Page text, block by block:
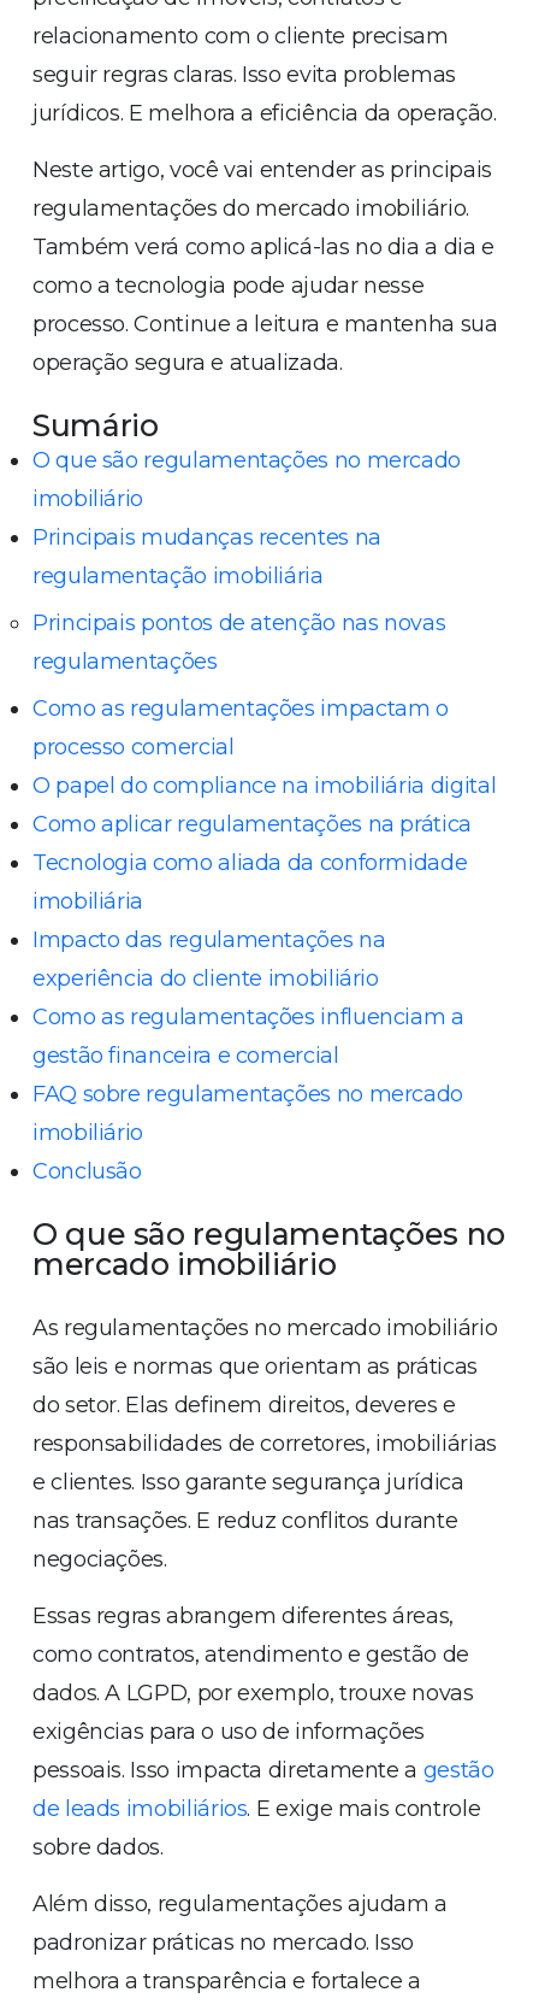
relacionamento com o cliente precisam
seguir regras claras. Isso evita problemas
jurídicos. E melhora a eficiência da operação.
Neste artigo, você vai entender as principais
regulamentações do mercado imobiliário.
Também verá como aplicá-las no dia a dia e
como a tecnologia pode ajudar nesse
processo. Continue a leitura e mantenha sua
operação segura e atualizada.
Sumário
O que são regulamentações no mercado
imobiliário
Principais mudanças recentes na
regulamentação imobiliária
Principais pontos de atenção nas novas
regulamentações
Como as regulamentações impactam o
processo comercial
O papel do compliance na imobiliária digital
Como aplicar regulamentações na prática
Tecnologia como aliada da conformidade
imobiliária
Impacto das regulamentações na
experiência do cliente imobiliário
Como as regulamentações influenciam a
gestão financeira e comercial
FAQ sobre regulamentações no mercado
imobiliário
Conclusão
O que são regulamentações no
mercado imobiliário
As regulamentações no mercado imobiliário
são leis e normas que orientam as práticas
do setor. Elas definem direitos, deveres e
responsabilidades de corretores, imobiliárias
e clientes. Isso garante segurança jurídica
nas transações. E reduz conflitos durante
negociações.
Essas regras abrangem diferentes áreas,
como contratos, atendimento e gestão de
dados. A LGPD, por exemplo, trouxe novas
exigências para o uso de informações
pessoais. Isso impacta diretamente a gestão
de leads imobiliários. E exige mais controle
sobre dados.
Além disso, regulamentações ajudam a
padronizar práticas no mercado. Isso
melhora a transparência e fortalece a